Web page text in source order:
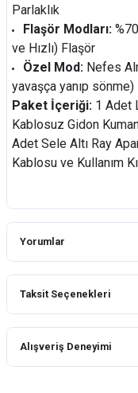
Parlaklık
Flaşör Modları:
ve Hızlı) Flaşör
Özel Mod: Nefes
yavaşça yanıp sönme)
Paket İçeriği: 1 Adet
Kablosuz Gidon
Adet Sele Altı Ray
Kablosu ve Kullanım
Yorumlar
Taksit Seçenekleri
Alışveriş Deneyimi